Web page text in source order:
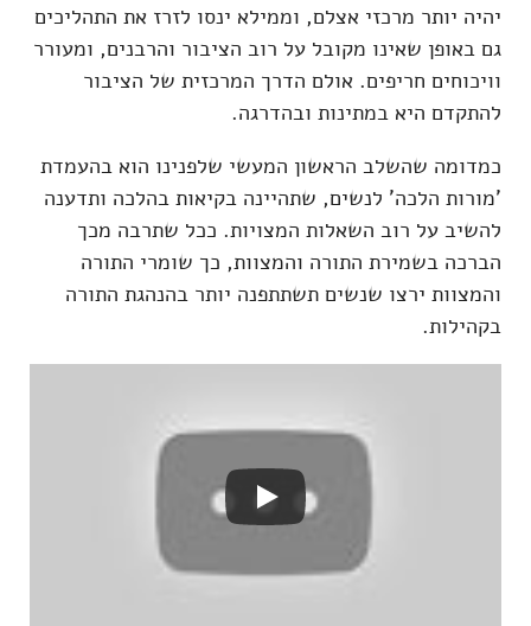
יהיה יותר מרכזי אצלם, וממילא ינסו לזרז את התהליכים
גם באופן שאינו מקובל על רוב הציבור והרבנים, ומעורר
וויכוחים חריפים. אולם הדרך המרכזית של הציבור
להתקדם היא במתינות ובהדרגה.
כמדומה שהשלב הראשון המעשי שלפנינו הוא בהעמדת
'מורות הלכה' לנשים, שתהיינה בקיאות בהלכה ותדענה
להשיב על רוב השאלות המצויות. ככל שתרבה מכך
הברכה בשמירת התורה והמצוות, כך שומרי התורה
והמצוות ירצו שנשים תשתתפנה יותר בהנהגת התורה
בקהילות.